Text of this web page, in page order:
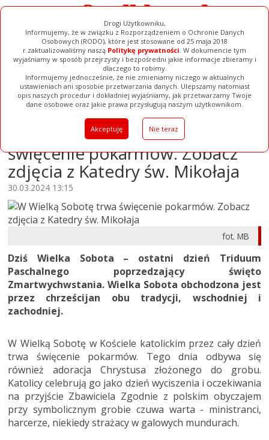
Drogi Użytkowniku,
Informujemy, że w związku z Rozporządzeniem o Ochronie Danych
Osobowych (RODO), które jest stosowane od 25 maja 2018
r.zaktualizowaliśmy naszą Politykę prywatności. W dokumencie tym
wyjaśniamy w sposób przejrzysty i bezpośredni jakie informacje zbieramy i
dlaczego to robimy.
Informujemy jednocześnie, że nie zmieniamy niczego w aktualnych
ustawieniach ani sposobie przetwarzania danych. Ulepszamy natomiast
opis naszych procedur i dokładniej wyjaśniamy, jak przetwarzamy Twoje
dane osobowe oraz jakie prawa przysługują naszym użytkownikom.
Akceptuję Nie teraz
Ogłoszenia Filmy Galerie Baza Firm Pełna Wersja
W Wielką Sobotę trwa
święcenie pokarmów. Zobacz
zdjęcia z Katedry św. Mikołaja
30.03.2024 13:15
fot. MB
Dziś Wielka Sobota – ostatni dzień Triduum
Paschalnego poprzedzający święto
Zmartwychwstania. Wielka Sobota obchodzona jest
przez chrześcijan obu tradycji, wschodniej i
zachodniej.
W Wielką Sobotę w Kościele katolickim przez cały dzień
trwa święcenie pokarmów. Tego dnia odbywa się
również adoracja Chrystusa złożonego do grobu.
Katolicy celebrują go jako dzień wyciszenia i oczekiwania
na przyjście Zbawiciela Zgodnie z polskim obyczajem
przy symbolicznym grobie czuwa warta - ministranci,
harcerze, niekiedy strażacy w galowych mundurach.